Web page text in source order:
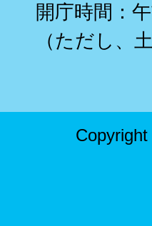
開庁時間：
（ただし、